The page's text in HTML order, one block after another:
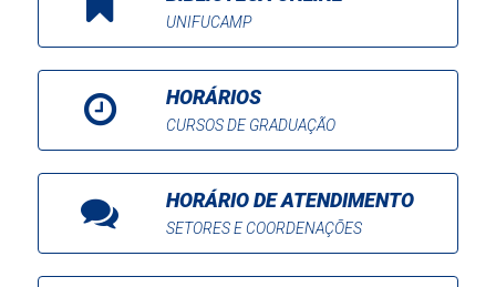
UNIFUCAMP
HORÁRIOS
CURSOS DE GRADUAÇÃO
HORÁRIO DE ATENDIMENTO
SETORES E COORDENAÇÕES